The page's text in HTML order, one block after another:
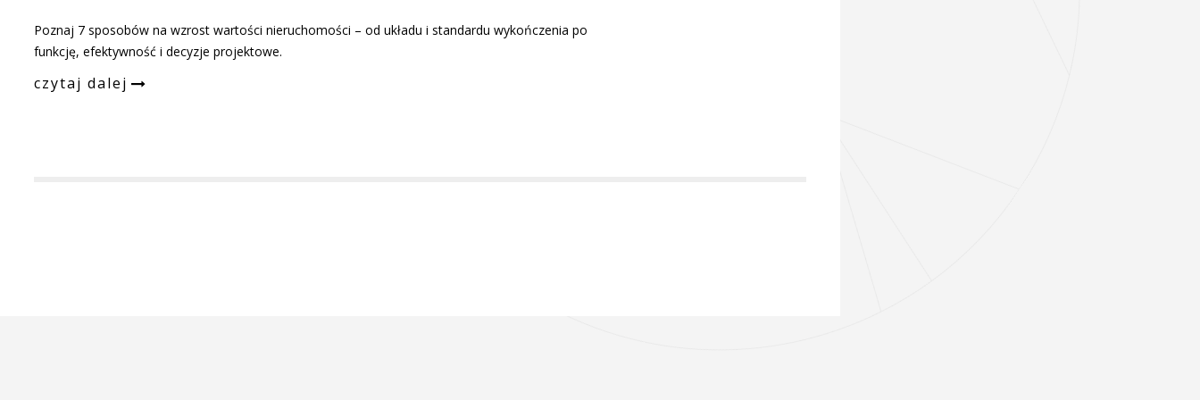
Poznaj 7 sposobów na wzrost wartości nieruchomości – od układu i standardu wykończenia po
funkcję, efektywność i decyzje projektowe.
czytaj dalej